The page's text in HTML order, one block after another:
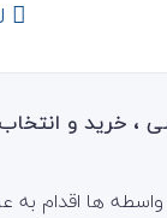
، خرید و
واسطه ها اقدام به